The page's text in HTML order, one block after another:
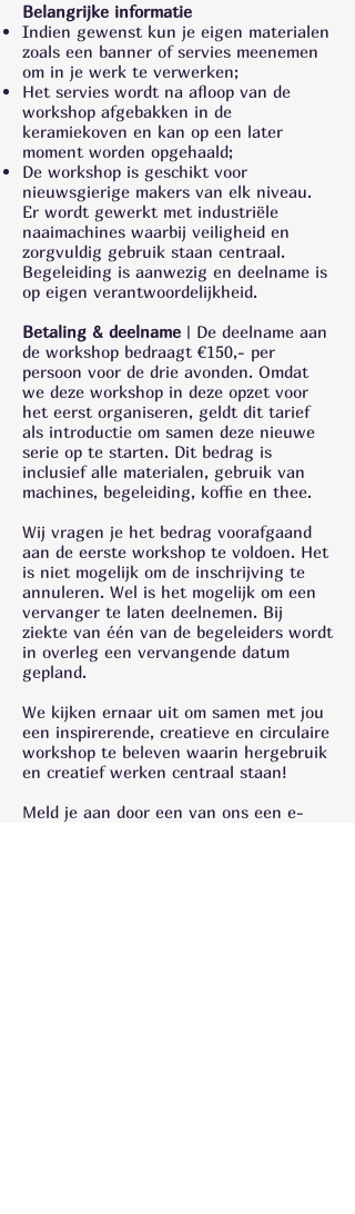
Belangrijke informatie
Indien gewenst kun je eigen materialen
zoals een banner of servies meenemen
om in je werk te verwerken;
Het servies wordt na afloop van de
workshop afgebakken in de
keramiekoven en kan op een later
moment worden opgehaald;
De workshop is geschikt voor
nieuwsgierige makers van elk niveau.
Er wordt gewerkt met industriële
naaimachines waarbij veiligheid en
zorgvuldig gebruik staan centraal.
Begeleiding is aanwezig en deelname is
op eigen verantwoordelijkheid.
Betaling & deelname | De deelname aan
de workshop bedraagt €150,- per
persoon voor de drie avonden. Omdat
we deze workshop in deze opzet voor
het eerst organiseren, geldt dit tarief
als introductie om samen deze nieuwe
serie op te starten. Dit bedrag is
inclusief alle materialen, gebruik van
machines, begeleiding, koffie en thee.
Wij vragen je het bedrag voorafgaand
aan de eerste workshop te voldoen. Het
is niet mogelijk om de inschrijving te
annuleren. Wel is het mogelijk om een
vervanger te laten deelnemen. Bij
ziekte van één van de begeleiders wordt
in overleg een vervangende datum
gepland.
We kijken ernaar uit om samen met jou
een inspirerende, creatieve en circulaire
workshop te beleven waarin hergebruik
en creatief werken centraal staan!
Meld je aan door een van ons een e-